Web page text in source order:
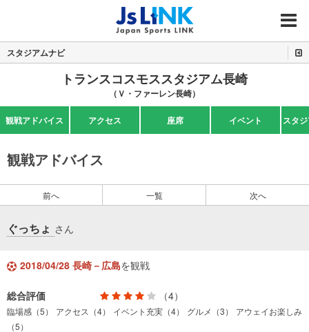
MENU
スタジアムナビ
トランスコスモススタジアム長崎
（Ｖ・ファーレン長崎）
観戦アドバイス アクセス 座席 イベント スタ
観戦アドバイス
前へ 一覧 次へ
ぐっちょ さん
2018/04/28 長崎－広島を観戦
総合評価 （4）
臨場感（5） アクセス（4） イベント充実（4） グルメ（3）
アウェイお楽しみ
（5）